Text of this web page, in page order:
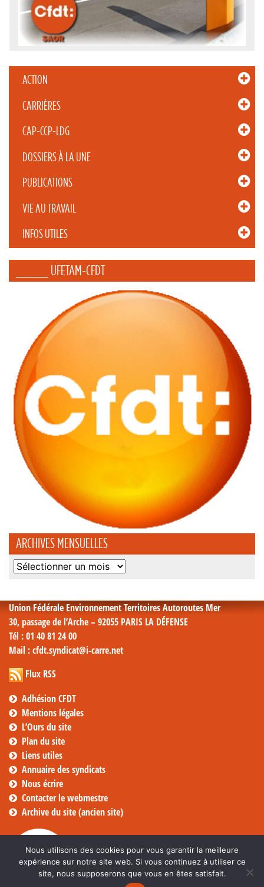
ACTION
CARRIÈRES
CAP-CCP-LDG
DOSSIERS À LA UNE
PUBLICATIONS
VIE AU TRAVAIL
INFOS UTILES
_____ UFETAM-CFDT
ARCHIVES MENSUELLES
Archives
Union Fédérale Environnement Territoires Autoroutes Mer
30, passage de l’Arche – 92055 PARIS LA DÉFENSE
Tél : 01 40 81 24 00
Mail : cfdt.syndicat@i-carre.net
Flux RSS
Adhésion CFDT
Mentions légales
L’Ours du site
Plan du site
Liens utiles
Annuaire des syndicats
Nous écrire
Contacter le webmestre
Archive du site (ancien site)
Nous utilisons des cookies pour vous garantir la meilleure
expérience sur notre site web. Si vous continuez à utiliser ce
site, nous supposerons que vous en êtes satisfait.